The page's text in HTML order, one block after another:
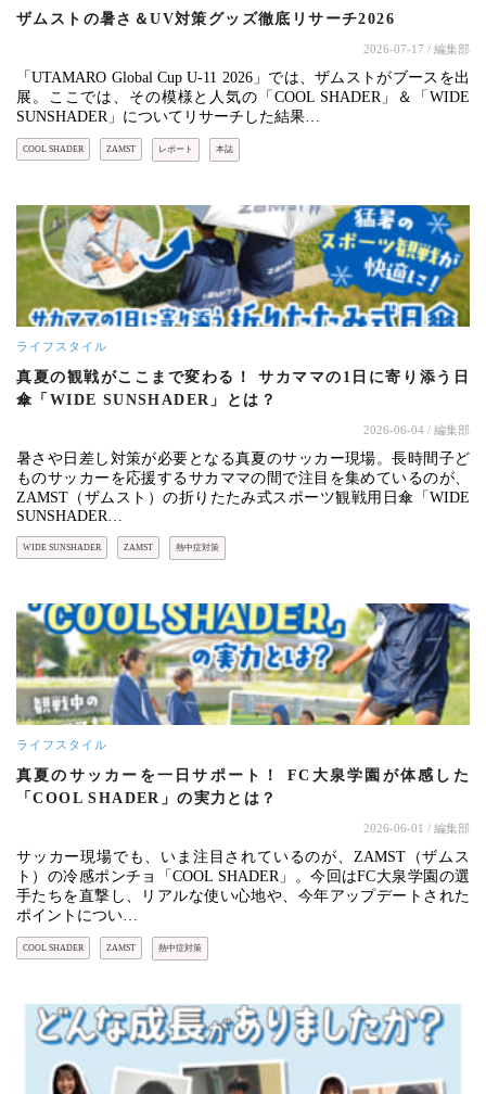
ザムストの暑さ＆UV対策グッズ徹底リサーチ2026
2026-07-17 / 編集部
「UTAMARO Global Cup U-11 2026」では、ザムストがブースを出
展。ここでは、その模様と人気の「COOL SHADER」＆「WIDE
SUNSHADER」についてリサーチした結果…
COOL SHADER ZAMST レポート 本誌
ライフスタイル
真夏の観戦がここまで変わる！ サカママの1日に寄り添う日
傘「WIDE SUNSHADER」とは？
2026-06-04 / 編集部
暑さや日差し対策が必要となる真夏のサッカー現場。長時間子ど
ものサッカーを応援するサカママの間で注目を集めているのが、
ZAMST（ザムスト）の折りたたみ式スポーツ観戦用日傘「WIDE
SUNSHADER…
WIDE SUNSHADER ZAMST 熱中症対策
ライフスタイル
真夏のサッカーを一日サポート！ FC大泉学園が体感した
「COOL SHADER」の実力とは？
2026-06-01 / 編集部
サッカー現場でも、いま注目されているのが、ZAMST（ザムス
ト）の冷感ポンチョ「COOL SHADER」。今回はFC大泉学園の選
手たちを直撃し、リアルな使い心地や、今年アップデートされた
ポイントについ…
COOL SHADER ZAMST 熱中症対策